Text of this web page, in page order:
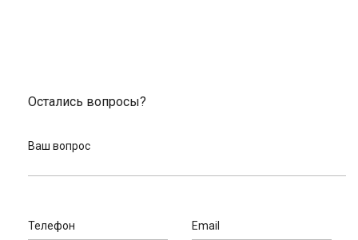
Остались вопросы?
Ваш вопрос
Телефон Email